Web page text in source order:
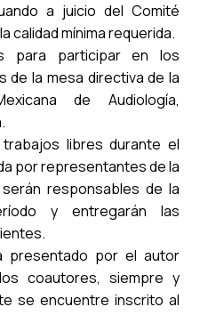
a juicio del Comité
calidad mínima requerida.
para participar en los
de la mesa directiva de la
de Audiología,
libres durante el
por representantes de la
responsables de la
y entregarán las
presentado por el autor
coautores, siempre y
se encuentre inscrito al